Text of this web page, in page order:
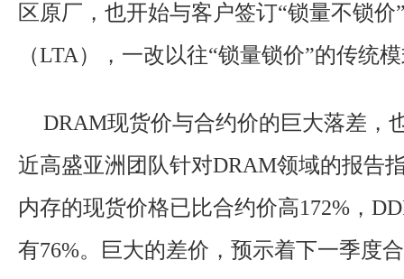
区原厂，也开始与客户签订“锁量不锁价
（LTA），一改以往“锁量锁价”的传统
DRAM现货价与合约价的巨大落差，
近高盛亚洲团队针对DRAM领域的报告
内存的现货价格已比合约价高172%，
有76%。巨大的差价，预示着下一季度